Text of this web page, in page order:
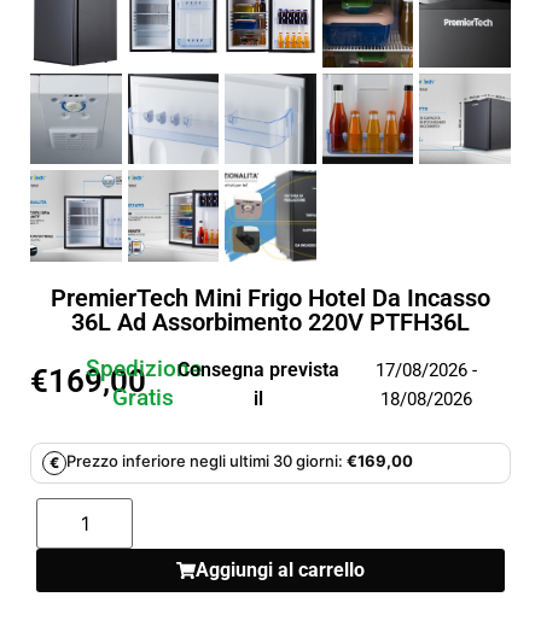
PremierTech Mini Frigo Hotel Da Incasso
36L Ad Assorbimento 220V PTFH36L
€169,00
Spedizione
Gratis
Consegna prevista
il
17/08/2026 -
18/08/2026
€ Prezzo inferiore negli ultimi 30 giorni: €169,00
Aggiungi al carrello